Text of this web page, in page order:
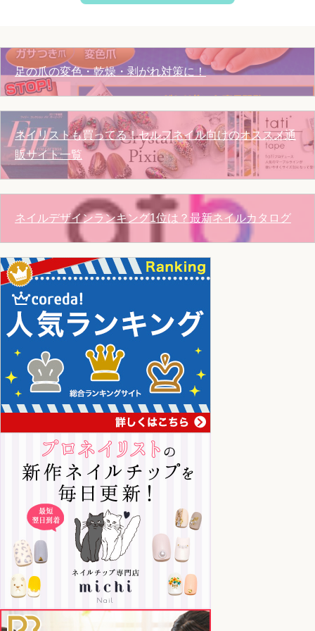
足の爪の変色・乾燥・剥がれ対策に！
ネイリストも買ってる！セルフネイル向けのオススメ通
販サイト一覧
ネイルデザインランキング1位は？最新ネイルカタログ